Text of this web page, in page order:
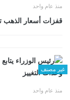
منذ عام واحد
قفزات أسعار الذهب
غير مصنف
منذ عام واحد